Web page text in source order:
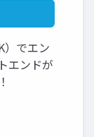
）でエン
エンドが